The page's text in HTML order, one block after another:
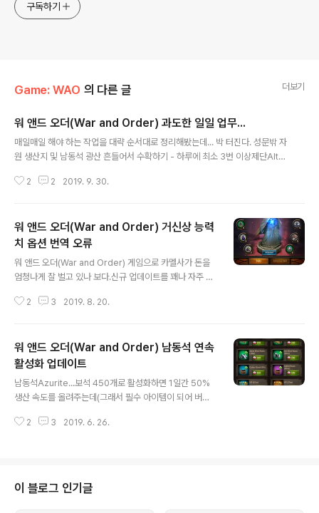
구독하기
Game: WAO 의 다른 글 더보기
워 앤드 오더(War and Order) 과도한 일일 업무...
매일매일 해야 하는 작업을 대략 순서대로 정리해봤는데... 박 터진다. 성문밖 자
원 생산지 및 남동석 광산 흔들어서 수확하기 - 하루에 최소 3번 이상제단Altar
- 하루 최소 5번 이상(시간 간격이 점점 늘어남)자원 판매Resource Sale 무
등)연맹기 방문/헌화Alliance Flowers - 하루 1번씩재료 워크샵Workshop
에서 녹색 재료 생산하기 - 하루에 2~3번대장간Blacksmith에서 장비 정련F
orge하기 - 하루 1번씩대장간Blacksm..
2 2 2019. 9. 30.
워 앤드 오더(War and Order) 거신상 능력
치 옵션 번역 오류
워 앤드 오더(War and Order) 게임으로 카멜사가 돈을
엄청나게 잘 벌고 있나 보다.신규 업데이트를 꽤나 자주 하
겼다.맨 처음에 거대괴수의 도전Behemoth Trials라는
지 방어전 할 때만 써먹기에 조금 아깝다 싶었는데 이렇게
업데이트되어 돌아왔다. 그런데, 이건 며칠 지나지 않아 악
마의 도전Fiend Trials로 이름이 바뀌었다.아무래도 "거
대괴수"라는 낯선 이름보다는 "악마"라는 친근한(?) 이름
이 조금 더 쓸 만 했던 모양.그런데, 한글 번역판에서는 "몬
스터 시련"이라는 애매하면서도 해괴한 이름으로 정해졌
2 3 2019. 8. 20.
워 앤드 오더(War and Order) 남동석 연속
활성화 업데이트
남동석Azurite...보석 450개로 활성화하면 1일간 50%
생산 속도를 올려주는데(그래서 필수 아이템이 되어 버렸
될 타이밍을 잘 맞추지 못하면 효율이 떨어진다.보통 서너
ff을 눌러서 들어가면 남동석 활성화Azurite Mine Boos
t 아이템이 있다. 그걸 필요한 만큼 구입한 다음에 다시 배
2 3 2019. 6. 26.
이 블로그 인기글